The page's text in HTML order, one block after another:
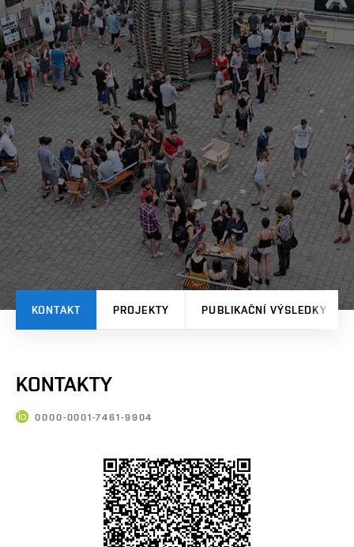
KONTAKT PROJEKTY PUBLIKAČNÍ VÝSLEDKY
KONTAKTY
0000-0001-7461-9904